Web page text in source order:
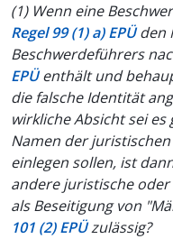
(1) Wenn eine
Regel 99 (1) a) EPÜden
Beschwerdeführers
EPÜenthält und
die falsche Identität
wirkliche Absicht sei es
Namen der
einlegen sollen, ist
andere juristische
als Beseitigung von
101 (2) EPÜzulässig?